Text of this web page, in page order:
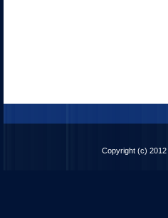
Copyright (c) 2012